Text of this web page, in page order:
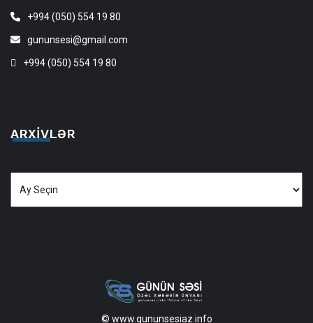
+994 (050) 554 19 80
gununsesi@gmail.com
+994 (050) 554 19 80
ARXIVLƏR
Arxivlər
© www.gununsesiaz.info